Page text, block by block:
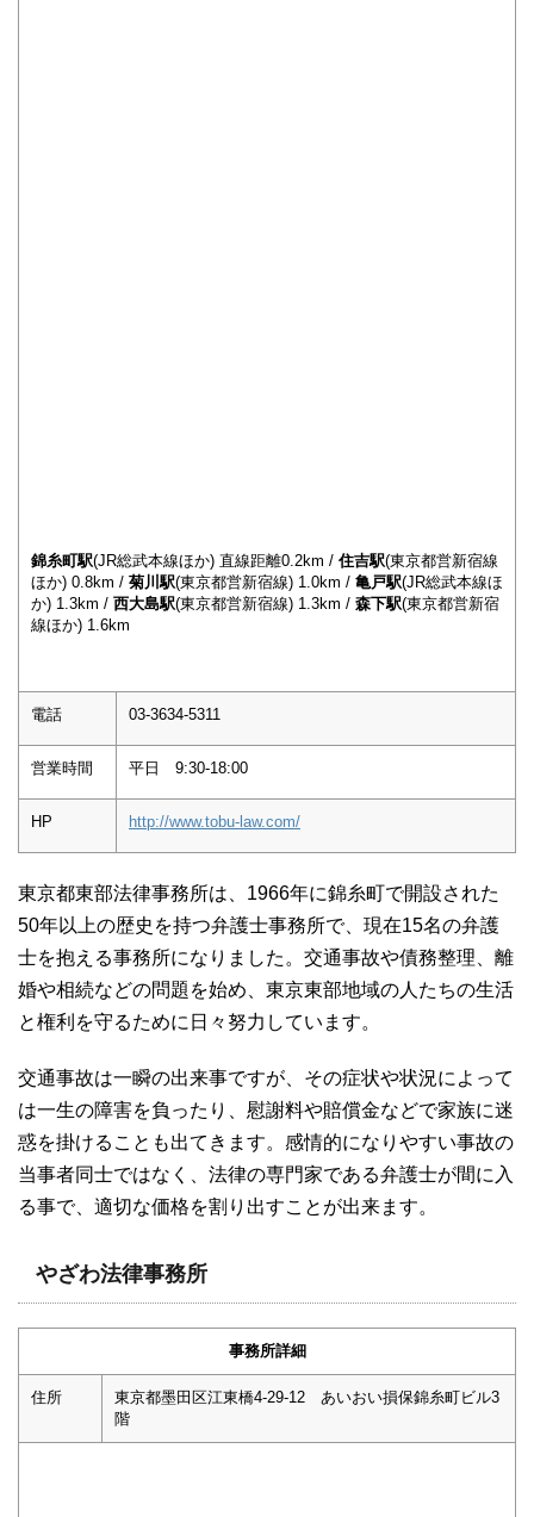
錦糸町駅(JR総武本線ほか) 直線距離0.2km / 住吉駅(東京都営新宿線
ほか) 0.8km / 菊川駅(東京都営新宿線) 1.0km / 亀戸駅(JR総武本線ほ
か) 1.3km / 西大島駅(東京都営新宿線) 1.3km / 森下駅(東京都営新宿
線ほか) 1.6km
電話 03-3634-5311
営業時間 平日 9:30-18:00
HP http://www.tobu-law.com/
東京都東部法律事務所は、1966年に錦糸町で開設された
50年以上の歴史を持つ弁護士事務所で、現在15名の弁護
士を抱える事務所になりました。交通事故や債務整理、離
婚や相続などの問題を始め、東京東部地域の人たちの生活
と権利を守るために日々努力しています。
交通事故は一瞬の出来事ですが、その症状や状況によって
は一生の障害を負ったり、慰謝料や賠償金などで家族に迷
惑を掛けることも出てきます。感情的になりやすい事故の
当事者同士ではなく、法律の専門家である弁護士が間に入
る事で、適切な価格を割り出すことが出来ます。
やざわ法律事務所
事務所詳細
住所
東京都墨田区江東橋4-29-12 あいおい損保錦糸町ビル3
階